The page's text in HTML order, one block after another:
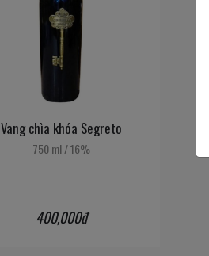
Vang chìa khóa Segreto
750 ml /16%
400,000đ